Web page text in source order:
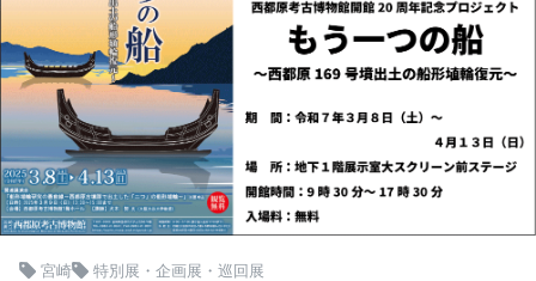
宮崎 特別展・企画展・巡回展